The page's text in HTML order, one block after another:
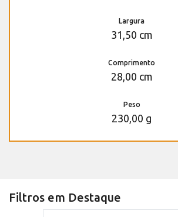
Largura
31,50 cm
Comprimento
28,00 cm
Peso
230,00 g
Filtros em Destaque